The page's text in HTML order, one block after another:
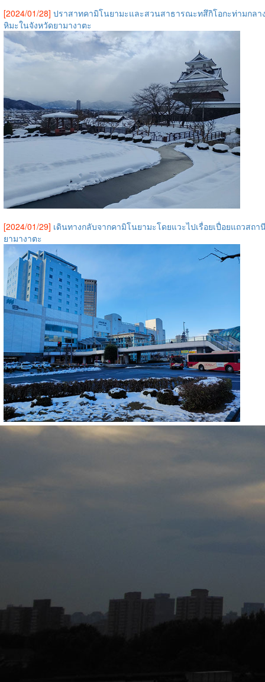
[2024/01/28] ปราสาทคามิโนยามะและสวนสาธารณะทสึกิโอกะท่ามกลา
หิมะในจังหวัดยามางาตะ
[2024/01/29] เดินทางกลับจากคามิโนยามะโดยแวะไปเรื่อยเปื่อยแถวสถา
ยามางาตะ